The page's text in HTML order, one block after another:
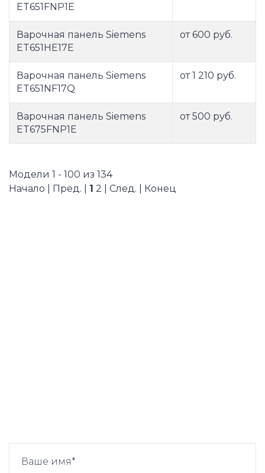
ET651FNP1E
Варочная панель Siemens
ET651HE17E
от 600 руб.
Варочная панель Siemens
ET651NF17Q
от 1 210 руб.
Варочная панель Siemens
ET675FNP1E
от 500 руб.
Модели 1 - 100 из 134
Начало | Пред. | 1 2 След. Конец